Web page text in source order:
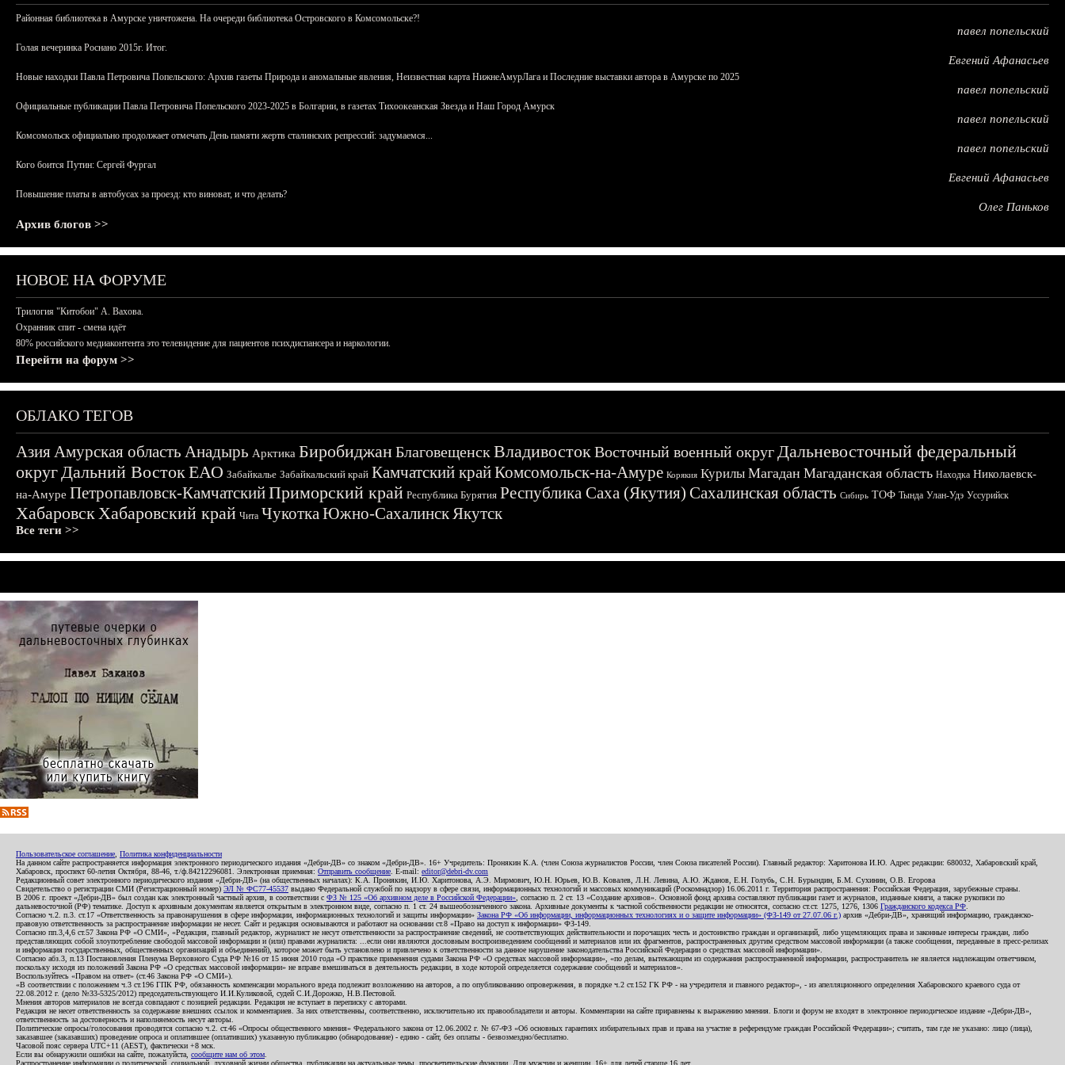
Районная библиотека в Амурске уничтожена. На очереди библиотека Островского в Комсомольске?!
павел попельский
Голая вечеринка Роснано 2015г. Итог.
Евгений Афанасьев
Новые находки Павла Петровича Попельского: Архив газеты Природа и аномальные явления, Неизвестная карта НижнеАмурЛага и Последние выставки автора в Амурске по 2025
павел попельский
Официальные публикации Павла Петровича Попельского 2023-2025 в Болгарии, в газетах Тихоокеанская Звезда и Наш Город Амурск
павел попельский
Комсомольск официально продолжает отмечать День памяти жертв сталинских репрессий: задумаемся...
павел попельский
Кого боится Путин: Сергей Фургал
Евгений Афанасьев
Повышение платы в автобусах за проезд: кто виноват, и что делать?
Олег Паньков
Архив блогов >>
НОВОЕ НА ФОРУМЕ
Трилогия "Китобои" А. Вахова.
Охранник спит - смена идёт
80% российского медиаконтента это телевидение для пациентов психдиспансера и наркологии.
Перейти на форум >>
ОБЛАКО ТЕГОВ
АзияАмурская область Анадырь Арктика БиробиджанБлаговещенскВладивостокВосточный военный округДальневосточный федеральный
округДальний ВостокЕАО Забайкалье Забайкальский край Камчатский крайКомсомольск-на-Амуре Корякия Курилы Магадан Магаданская область Находка Николаевск-
на-Амуре Петропавловск-КамчатскийПриморский край Республика Бурятия Республика Саха (Якутия) Сахалинская область Сибирь ТОФ Тында Улан-Удэ Уссурийск
ХабаровскХабаровский край Чита ЧукоткаЮжно-СахалинскЯкутск
Все теги >>
Пользовательское соглашение Политика конфиденциальности
На данном сайте распространяется информация электронного периодического издания «Дебри-ДВ» со знаком «Дебри-ДВ». 16+ Учредитель: Пронякин К.А. (член Союза журналистов России, член Союза писателей России). Главный редактор: Харитонова И.Ю. Адрес редакции: 680032, Хабаровский край,
Хабаровск, проспект 60-летия Октября, 88-46, т./ф.84212296081. Электронная приемная: Отправить сообщение . E-mail: editor@debri-dv.com
Редакционный совет электронного периодического издания «Дебри-ДВ» (на общественных началах): К.А. Пронякин, И.Ю. Харитонова, А.Э. Мирмович, Ю.Н. Юрьев, Ю.В. Ковалев, Л.Н. Левина, А.Ю. Жданов, Е.Н. Голубь, С.Н. Бурындин, Б.М. Сухинин, О.В. Егорова
Свидетельство о регистрации СМИ (Регистрационный номер) ЭЛ № ФС77-45537 выдано Федеральной службой по надзору в сфере связи, информационных технологий и массовых коммуникаций (Роскомнадзор) 16.06.2011 г. Территория распространения: Российская Федерация, зарубежные страны.
В 2006 г. проект «Дебри-ДВ» был создан как электронный частный архив, в соответствии с ФЗ № 125 «Об архивном деле в Российской Федерации» , согласно п. 2 ст. 13 «Создание архивов». Основной фонд архива составляют публикации газет и журналов, изданные книги, а также рукописи по
дальневосточной (РФ) тематике. Доступ к архивным документам является открытым в электронном виде, согласно п. 1 ст. 24 вышеобозначенного закона. Архивные документы к частной собственности редакции не относятся, согласно ст.ст. 1275, 1276, 1306 Гражданского кодекса РФ
Согласно ч.2. п.3. ст.17 «Ответственность за правонарушения в сфере информации, информационных технологий и защиты информации» Закона РФ «Об информации, информационных технологиях и о защите информации» (ФЗ-149 от 27.07.06 г.) архив «Дебри-ДВ», хранящий информацию, гражданско-
правовую ответственность за распространение информации не несет. Сайт и редакция основываются и работают на основании ст.8 «Право на доступ к информации» ФЗ-149.
Согласно пп.3,4,6 ст.57 Закона РФ «О СМИ», «Редакция, главный редактор, журналист не несут ответственности за распространение сведений, не соответствующих действительности и порочащих честь и достоинство граждан и организаций, либо ущемляющих права и законные интересы граждан, либо
представляющих собой злоупотребление свободой массовой информации и (или) правами журналиста: ...если они являются дословным воспроизведением сообщений и материалов или их фрагментов, распространенных другим средством массовой информации (а также сообщения, переданные в пресс-релизах
и информация государственных, общественных организаций и объединений), которое может быть установлено и привлечено к ответственности за данное нарушение законодательства Российской Федерации о средствах массовой информации».
Согласно абз.3, п.13 Постановления Пленума Верховного Суда РФ №16 от 15 июня 2010 года «О практике применения судами Закона РФ «О средствах массовой информации», «по делам, вытекающим из содержания распространенной информации, распространитель не является надлежащим ответчиком,
поскольку исходя из положений Закона РФ «О средствах массовой информации» не вправе вмешиваться в деятельность редакции, в ходе которой определяется содержание сообщений и материалов».
Воспользуйтесь «Правом на ответ» (ст.46 Закона РФ «О СМИ»).
«В соответствии с положением ч.3 ст.196 ГПК РФ, обязанность компенсации морального вреда подлежит возложению на авторов, а по опубликованию опровержения, в порядке ч.2 ст.152 ГК РФ - на учредителя и главного редактор», - из апелляционного определения Хабаровского краевого суда от
22.08.2012 г. (дело №33-5325/2012) председательствующего И.И.Куликовой, судей С.И.Дорожко, Н.В.Пестовой.
Мнения авторов материалов не всегда совпадают с позицией редакции. Редакция не вступает в переписку с авторами.
Редакция не несет ответственность за содержание внешних ссылок и комментариев. За них ответственны, соответственно, исключительно их правообладатели и авторы. Комментарии на сайте приравнены к выражению мнения. Блоги и форум не входят в электронное периодическое издание «Дебри-ДВ»,
ответственность за достоверность и наполняемость несут авторы.
Политические опросы/голосования проводятся согласно ч.2. ст.46 «Опросы общественного мнения» Федерального закона от 12.06.2002 г. № 67-ФЗ «Об основных гарантиях избирательных прав и права на участие в референдуме граждан Российской Федерации»; считать, там где не указано: лицо (лица),
заказавшее (заказавших) проведение опроса и оплатившее (оплативших) указанную публикацию (обнародование) - едино - сайт, без оплаты - безвозмездно/бесплатно.
Часовой пояс сервера UTC+11 (AEST), фактически +8 мск.
Если вы обнаружили ошибки на сайте, пожалуйста, сообщите нам об этом
Распространение информации о политической, социальной, духовной жизни общества, публикации на актуальные темы, просветительские функции. Для мужчин и женщин. 16+ для детей старше 16 лет.